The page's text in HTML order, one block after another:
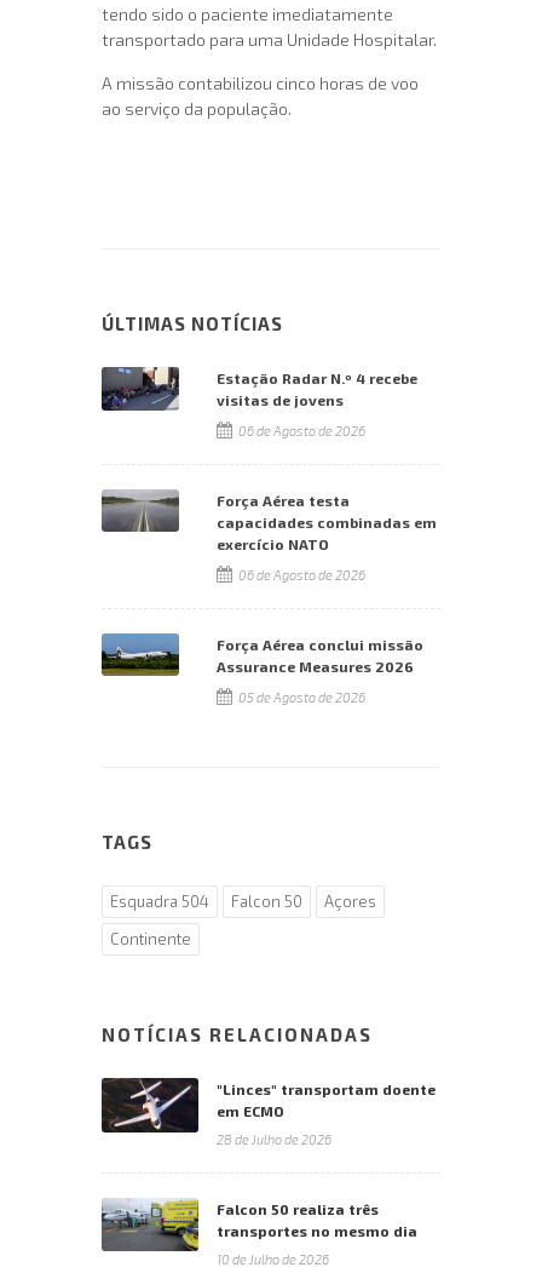
tendo sido o paciente imediatamente
transportado para uma Unidade Hospitalar.
A missão contabilizou cinco horas de voo
ao serviço da população.
ÚLTIMAS NOTÍCIAS
Estação Radar N.º 4 recebe
visitas de jovens
06 de Agosto de 2026
Força Aérea testa
capacidades combinadas em
exercício NATO
06 de Agosto de 2026
Força Aérea conclui missão
Assurance Measures 2026
05 de Agosto de 2026
TAGS
Esquadra 504 Falcon 50
Açores
Continente
NOTÍCIAS RELACIONADAS
"Linces" transportam doente
em ECMO
28 de Julho de 2026
Falcon 50 realiza três
transportes no mesmo dia
10 de Julho de 2026